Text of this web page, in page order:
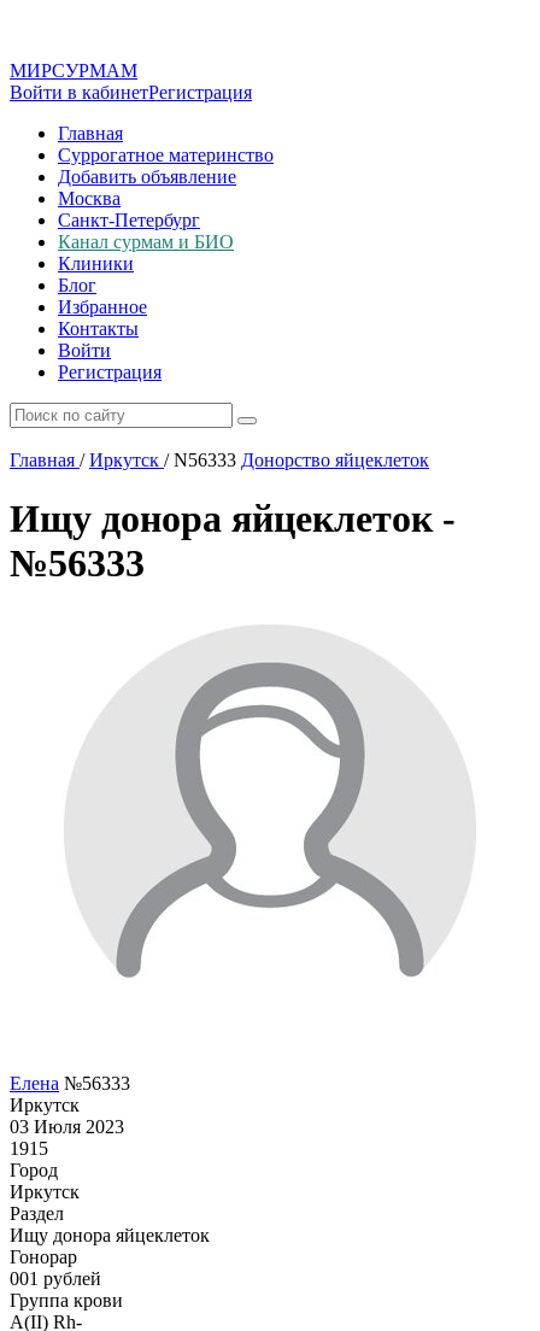
МИРСУРМАМ
Войти в кабинетРегистрация
Главная
Суррогатное материнство
Добавить объявление
Москва
Санкт-Петербург
Канал сурмам и БИО
Клиники
Блог
Избранное
Контакты
Войти
Регистрация
Главная / Иркутск /N56333 Донорство яйцеклеток
Ищу донора яйцеклеток -
№56333
Елена №56333
Иркутск
03 Июля 2023
1915
Город
Иркутск
Раздел
Ищу донора яйцеклеток
Гонoрар
001 рублей
Группа крови
A(II) Rh-